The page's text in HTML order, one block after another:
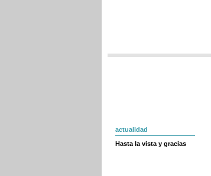
actualidad
Hasta la vista y gracias